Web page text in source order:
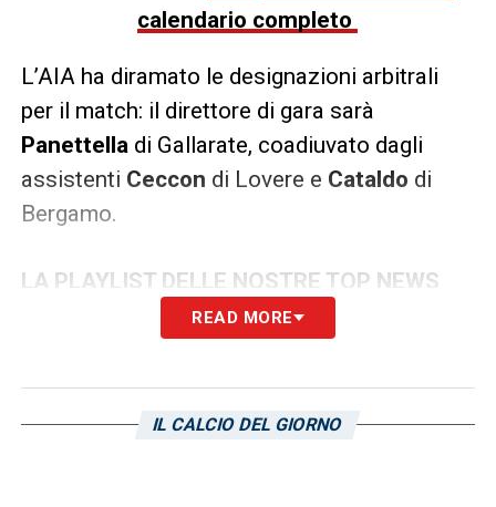
calendario completo
L’AIA ha diramato le designazioni arbitrali
per il match: il direttore di gara sarà
Panettella di Gallarate, coadiuvato dagli
assistenti Ceccon di Lovere e Cataldo di
Bergamo.
LA PLAYLIST DELLE NOSTRE TOP NEWS
READ MORE
IL CALCIO DEL GIORNO